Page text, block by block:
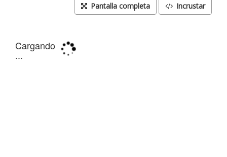
Pantalla completa Incrustar